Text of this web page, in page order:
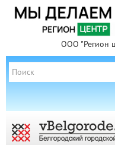
ООО "Регион